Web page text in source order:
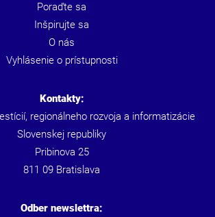
Poraďte sa
Inšpirujte sa
O nás
Vyhlásenie o prístupnosti
Kontakty:
regionálneho rozvoja a informatizácie
Slovenskej republiky
Pribinova 25
811 09 Bratislava
Odber newslettra: